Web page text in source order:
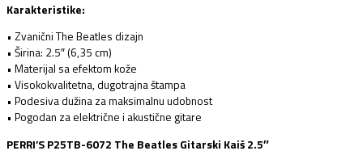
Karakteristike:
• Zvanični The Beatles dizajn
• Širina: 2.5″ (6,35 cm)
• Materijal sa efektom kože
• Visokokvalitetna, dugotrajna štampa
• Podesiva dužina za maksimalnu udobnost
• Pogodan za električne i akustične gitare
PERRI’S P25TB-6072 The Beatles Gitarski Kaiš 2.5″